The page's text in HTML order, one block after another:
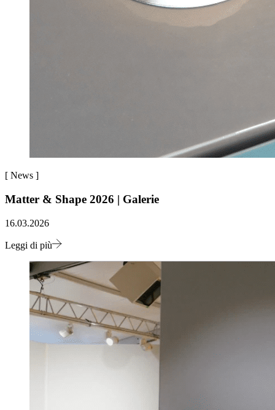
[ News ]
Matter & Shape 2026 | Galerie
16.03.2026
Leggi di più